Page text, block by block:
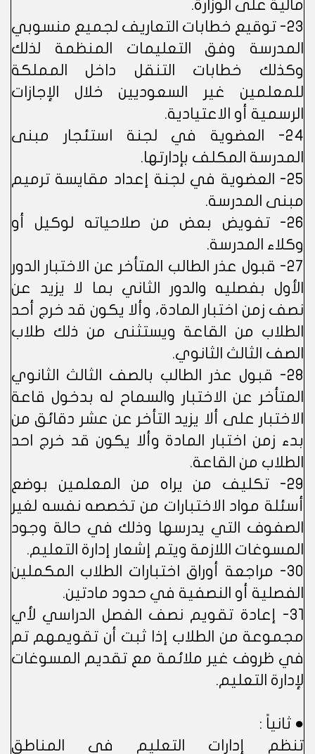
مالية على الوزارة.
23- توقيع خطابات التعاريف لجميع منسوبي
المدرسة وفق التعليمات المنظمة لذلك
وكذلك خطابات التنقل داخل المملكة
للمعلمين غير السعوديين خلال الإجازات
الرسمية أو الاعتيادية.
24- العضوية في لجنة استئجار مبنى
المدرسة المكلف بإدارتها.
25- العضوية في لجنة إعداد مقايسة ترميم
مبنى المدرسة.
26- تفويض بعض من صلاحياته لوكيل أو
وكلاء المدرسة.
27- قبول عذر الطالب المتأخر عن الاختبار الدور
الأول بفصليه والدور الثاني بما لا يزيد عن
نصف زمن اختبار المادة، وألا يكون قد خرج أحد
الطلاب من القاعة ويستثنى من ذلك طلاب
الصف الثالث الثانوي.
28- قبول عذر الطالب بالصف الثالث الثانوي
المتأخر عن الاختبار والسماح له بدخول قاعة
الاختبار على ألا يزيد التأخر عن عشر دقائق من
بدء زمن اختبار المادة وألا يكون قد خرج احد
الطلاب من القاعة.
29- تكليف من يراه من المعلمين بوضع
أسئلة مواد الاختبارات من تخصصه نفسه لغير
الصفوف التي يدرسها وذلك في حالة وجود
المسوغات اللازمة ويتم إشعار إدارة التعليم.
30- مراجعة أوراق اختبارات الطلاب المكملين
الفصلية أو النصفية في حدود مادتين.
31- إعادة تقويم نصف الفصل الدراسي لأي
مجموعة من الطلاب إذا ثبت أن تقويمهم تم
في ظروف غير ملائمة مع تقديم المسوغات
لإدارة التعليم.
● ثانياً :
تنظم إدارات التعليم في المناطق